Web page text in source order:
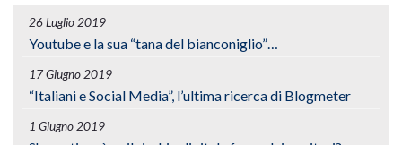
26 Luglio 2019
Youtube e la sua “tana del bianconiglio”…
17 Giugno 2019
“Italiani e Social Media”, l’ultima ricerca di Blogmeter
1 Giugno 2019